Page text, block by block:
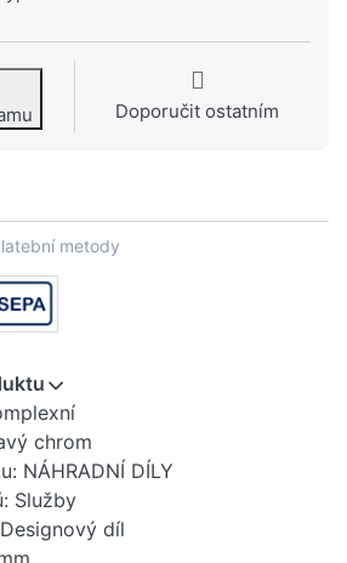
Doporučit ostatním
metody
chrom
NÁHRADNÍ DÍLY
Služby
díl